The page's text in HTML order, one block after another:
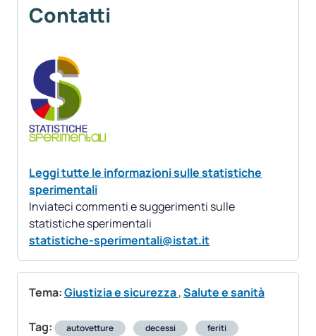
Contatti
Leggi tutte le informazioni sulle statistiche
sperimentali
Inviateci commenti e suggerimenti sulle
statistiche sperimentali
statistiche-sperimentali@istat.it
Tema:Giustizia e sicurezza,Salute e sanità
Tag: autovetture decessi
feriti